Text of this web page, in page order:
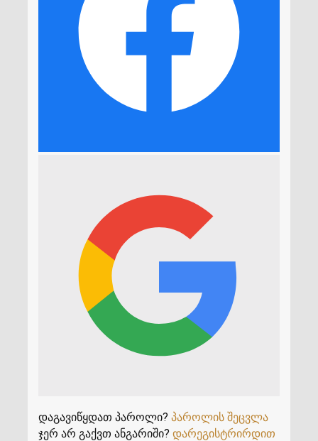
დაგავიწყდათ პაროლი? პაროლის შეცვლა
ჯერ არ გაქვთ ანგარიში? დარეგისტრირდით